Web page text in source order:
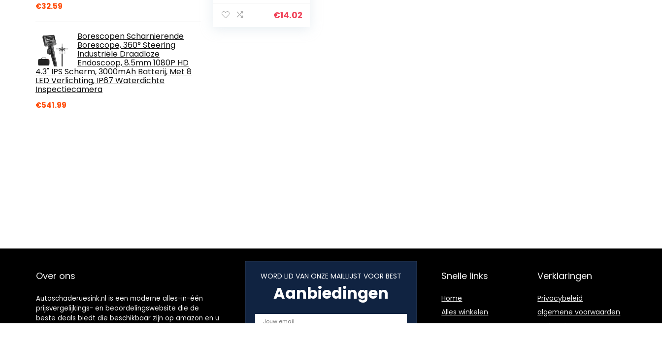
€32.59
Borescopen Scharnierende
Borescope, 360° Steering
Industriële Draadloze
Endoscoop, 8.5mm 1080P HD
4.3" IPS Scherm, 3000mAh Batterij, Met 8
LED Verlichting, IP67 Waterdichte
Inspectiecamera
€541.99
Dieptemeter €14.02
Over ons
Autoschaderuesink.nl is een moderne alles-in-één
prijsvergelijkings- en beoordelingswebsite die de
beste deals biedt die beschikbaar zijn op amazon en u
WORD LID VAN ONZE MAILLIJST VOOR BEST
Aanbiedingen
Snelle links
Home
Alles winkelen
Blogs
Verklaringen
Privacybeleid
algemene voorwaarden
Gelieerde